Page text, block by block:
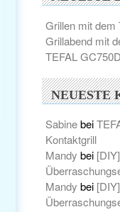
Grillen mit dem
Grillabend mit
TEFAL
NEUESTE
Sabinebei
Kontaktgrill
Mandy bei
Mandy bei